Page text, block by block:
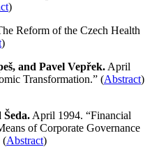
)
Reform of the Czech Health
)
and Pavel Vepřek. April
Transformation.” (Abstract)
April 1994. “Financial
of Corporate Governance
(Abstract)